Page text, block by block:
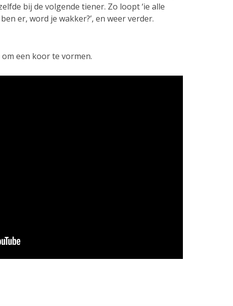
bij de volgende tiener. Zo loopt ‘ie alle
er, word je wakker?’, en weer verder.
een koor te vormen.